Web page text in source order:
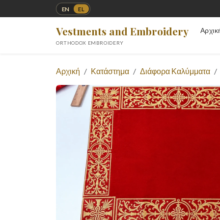
EN EL
Vestments and Embroidery
ORTHODOX EMBROIDERY
Αρχική Κατάστημα Διάφορα Καλύμματα